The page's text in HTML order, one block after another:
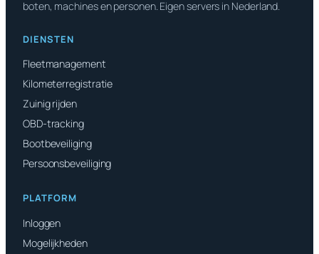
boten, machines en personen. Eigen servers in Nederland.
DIENSTEN
Fleetmanagement
Kilometerregistratie
Zuinig rijden
OBD-tracking
Bootbeveiliging
Persoonsbeveiliging
PLATFORM
Inloggen
Mogelijkheden